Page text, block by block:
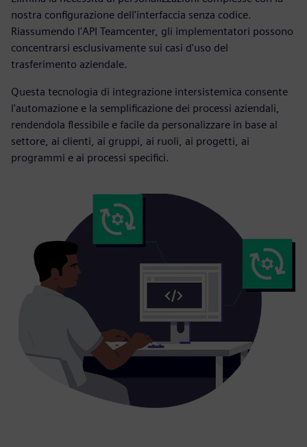
nostra configurazione dell'interfaccia senza codice.
Riassumendo l'API Teamcenter, gli implementatori possono
concentrarsi esclusivamente sui casi d'uso del
trasferimento aziendale.
Questa tecnologia di integrazione intersistemica consente
l'automazione e la semplificazione dei processi aziendali,
rendendola flessibile e facile da personalizzare in base al
settore, ai clienti, ai gruppi, ai ruoli, ai progetti, ai
programmi e ai processi specifici.